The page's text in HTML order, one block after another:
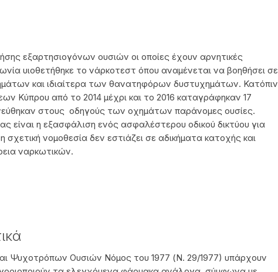
εξαρτησιογόνων ουσιών οι οποίες έχουν αρνητικές
υιοθετήθηκε το νάρκοτεστ όπου αναμένεται να βοηθήσει σε
και ιδιαίτερα των θανατηφόρων δυστυχημάτων. Κατόπιν
Κύπρου από το 2014 μέχρι και το 2016 καταγράφηκαν 17
στους οδηγούς των οχημάτων παράνομες ουσίες.
είναι η εξασφάλιση ενός ασφαλέστερου οδικού δικτύου για
νομοθεσία δεν εστιάζει σε αδικήματα κατοχής και
ναρκωτικών.
Ψυχοτρόπων Ουσιών Νόμος του 1977 (Ν. 29/1977) υπάρχουν